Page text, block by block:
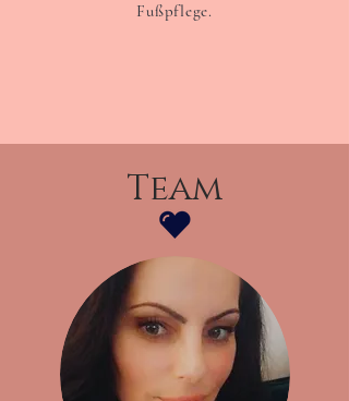
Fußpflege.
Team